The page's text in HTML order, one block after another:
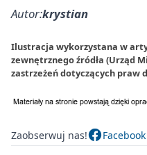
Autor:krystian
Ilustracja wykorzystana w
zewnętrznego źródła (Urząd
zastrzeżeń dotyczących praw
Zaobserwuj nas! Facebook